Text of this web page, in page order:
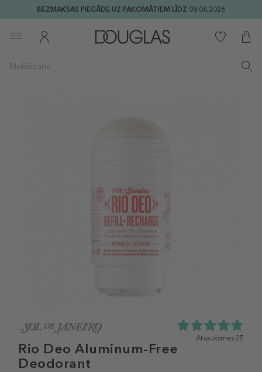
BEZMAKSAS PIEGĀDE UZ PAKOMĀTIEM LĪDZ 09.08.2026
Rio Deo Aluminum-Free
Deodorant
4.8
Atsauksmes 25